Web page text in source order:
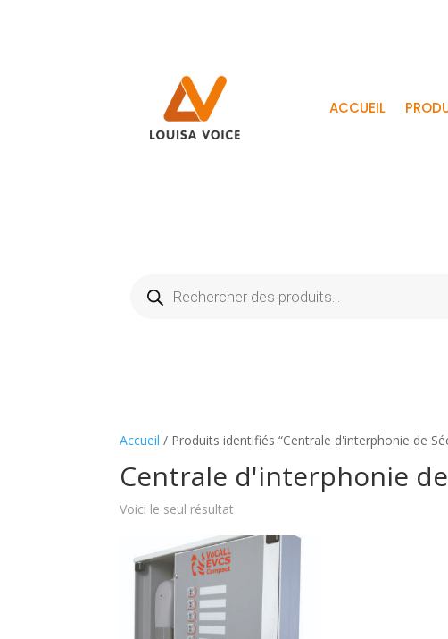
ACCUEIL
produits
Accueil / Produits identifiés “Centrale d'interphonie de
Centrale d'interphonie
Voici le seul résultat